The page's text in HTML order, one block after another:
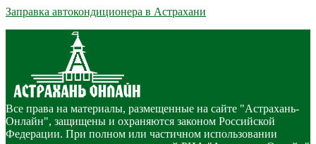
Заправка автокондиционера в Астрахани
Все права на материалы, размещенные на сайте "Астрахань-
Онлайн", защищены и охраняются законом Российской
Федерации. При полном или частичном использовании